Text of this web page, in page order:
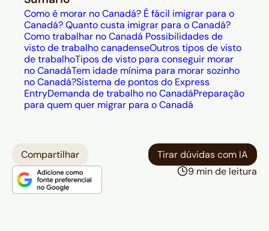
Como é morar no Canadá? É fácil imigrar para o
Canadá?Quanto custa imigrar para o Canadá?
Como trabalhar no Canadá Possibilidades de
visto de trabalho canadenseOutros tipos de visto
de trabalhoTipos de visto para conseguir morar
no CanadáTem idade mínima para morar sozinho
no Canadá?Sistema de pontos do Express
EntryDemanda de trabalho no CanadáPreparação
para quem quer migrar para o Canadá
Compartilhar
Tirar dúvidas com IA
9 min de leitura